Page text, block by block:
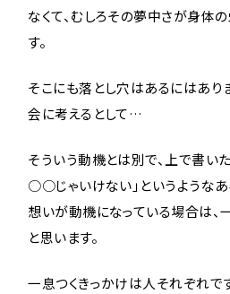
なくて、むしろその夢中さが身体
す。
そこにも落とし穴はあるにはあり
会に考えるとして…
そういう動機とは別で、上で書いた
○○じゃいけない」というような
想いが動機になっている場合は、
と思います。
一息つくきっかけは人それぞれで